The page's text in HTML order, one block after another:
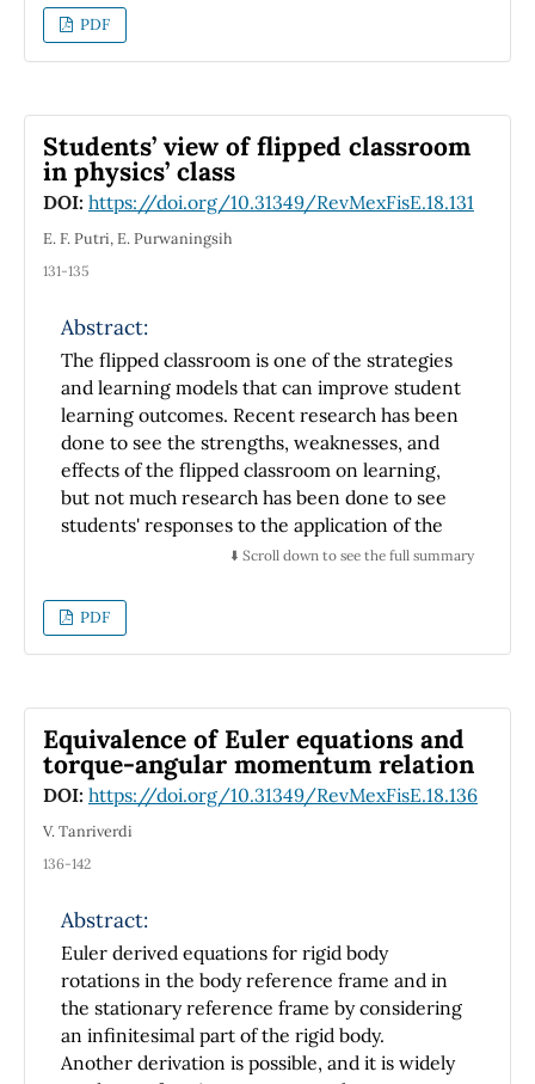
relative error in the determination of the
illuminance is less than
source with anisotropic (cosine) luminous
distance to the observation point is
approximately four times larger than their
characteristic sizes. The issues outlined in this
article will be useful for undergraduate
students, who study the basics of photometry.
PDF
Students’ view of flipped classroom
in physics’ class
DOI: https://doi.org/10.31349/RevMexFisE.18.131
E. F. Putri, E. Purwaningsih
131-135
Abstract:
The flipped classroom is one of the strategies
and learning models that can improve student
learning outcomes. Recent research has been
done to see the strengths, weaknesses, and
effects of the flipped classroom on learning,
but not much research has been done to see
students' responses to the application of the
flipped classroom in physics class in senior
students respond to the application of flipped
classrooms in physics learning at the high
school level. The phenomenological research
influence research. The result showed that
teachers need to be consider of several things
that impact the learning process.
⬇️ Scroll down to see the full summary
PDF
Equivalence of Euler equations and
torque-angular momentum relation
DOI: https://doi.org/10.31349/RevMexFisE.18.136
V. Tanriverdi
136-142
Abstract:
Euler derived equations for rigid body
rotations in the body reference frame and in
the stationary reference frame by considering
an infinitesimal part of the rigid body.
Another derivation is possible, and it is widely